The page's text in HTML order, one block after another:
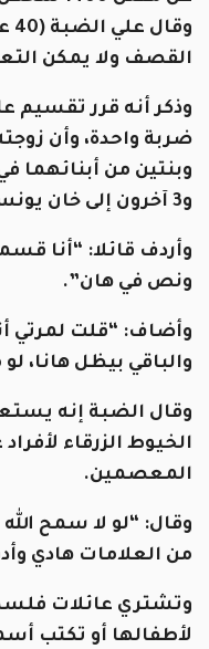
القصف ولا يمكن
وذكر أنه قرر تقسيم
وبنتين من أبنائهما
و3 آخرون إلى خان يونس جنوبا.
وأردف قائلا: “أنا
ونص في هان”.
وأضاف: “قلت لمرتي
والباقي بيظل هانا،
وقال الضبة إنه
الخيوط الزرقاء
المعصمين.
وقال: “لو لا سمح
من العلامات هادي
وتشتري عائلات
لأطفالها أو تكتب